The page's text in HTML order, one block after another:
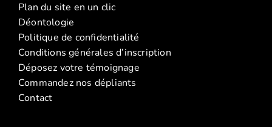
Plan du site en un clic
Déontologie
Politique de confidentialité
Conditions générales d’inscription
Déposez votre témoignage
Commandez nos dépliants
Contact